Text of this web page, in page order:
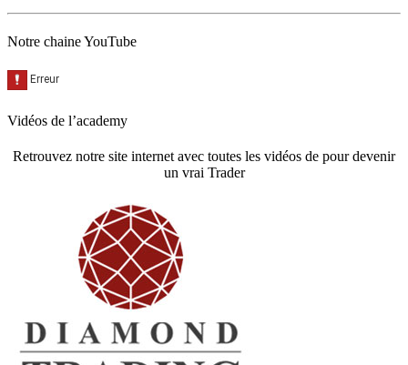
Notre chaine YouTube
Vidéos de l’academy
Retrouvez notre site internet avec toutes les vidéos de pour devenir
un vrai Trader